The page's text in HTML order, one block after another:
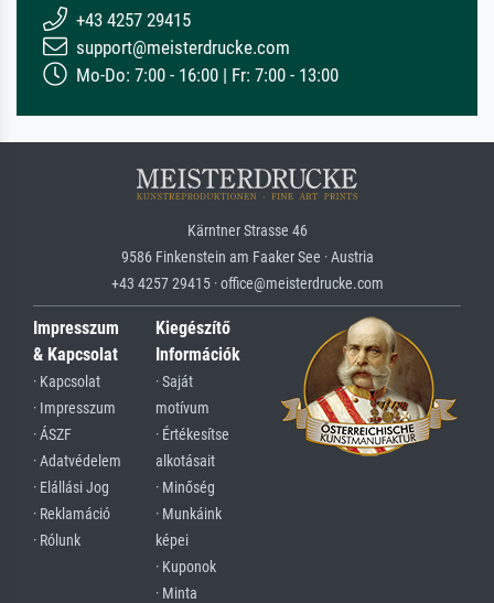
+43 4257 29415
support@meisterdrucke.com
Mo-Do: 7:00 - 16:00 | Fr: 7:00 - 13:00
Kärntner Strasse 46
9586 Finkenstein am Faaker See · Austria
+43 4257 29415 · office@meisterdrucke.com
Impresszum
& Kapcsolat
· Kapcsolat
· Impresszum
· ÁSZF
· Adatvédelem
· Elállási Jog
· Reklamáció
· Rólunk
Kiegészítő
Információk
· Saját
motívum
· Értékesítse
alkotásait
· Minőség
· Munkáink
képei
· Kuponok
· Minta